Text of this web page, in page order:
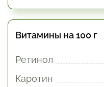
Витамины на 100 г
Ретинол
Каротин